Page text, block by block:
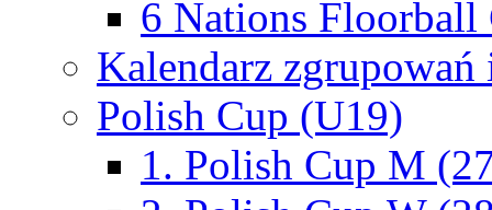
6 Nations Floorball
Kalendarz
Polish Cup (U19)
1. Polish Cup M